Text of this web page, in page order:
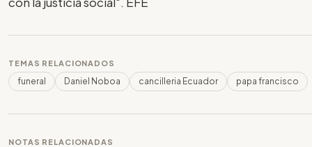
TEMAS RELACIONADOS
funeral Daniel Noboa cancilleria Ecuador papa francisco
NOTAS RELACIONADAS